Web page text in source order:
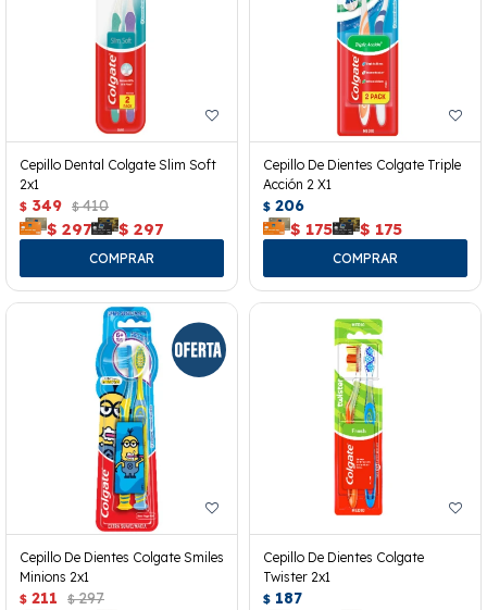
Cepillo Dental Colgate Slim Soft
2x1
$ 349 $ 410
$ 297 $ 297
Cepillo De Dientes Colgate Triple
Acción 2 X1
$ 206
$ 175 $ 175
Cepillo De Dientes Colgate Smiles
Minions 2x1
$ 211 $ 297
Cepillo De Dientes Colgate
Twister 2x1
$ 187